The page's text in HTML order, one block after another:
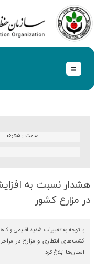
ساعت : ۰۶:۵۵
هشدار نسبت به
در مزارع كشور
با توجه به تغییرات شدید اقلیمی و
کشت‌های انتظاری و مزارع در
استان‌ها ابلاغ کرد.